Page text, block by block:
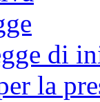
di
la